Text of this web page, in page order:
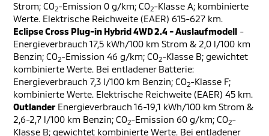
Strom; CO2-Emission 0 g/km; CO2-Klasse A; kombinierte
Werte. Elektrische Reichweite (EAER) 615-627 km.
Eclipse Cross Plug-in Hybrid 4WD 2.4 - Auslaufmodell -
Energieverbrauch 17,5 kWh/100 km Strom & 2,0 l/100 km
Benzin; CO2-Emission 46 g/km; CO2-Klasse B; gewichtet
kombinierte Werte. Bei entladener Batterie:
Energieverbrauch 7,3 l/100 km Benzin; CO2-Klasse F;
kombinierte Werte. Elektrische Reichweite (EAER) 45 km.
Outlander Energieverbrauch 16-19,1 kWh/100 km Strom &
2,6-2,7 l/100 km Benzin; CO2-Emission 60 g/km; CO2-
Klasse B; gewichtet kombinierte Werte. Bei entladener